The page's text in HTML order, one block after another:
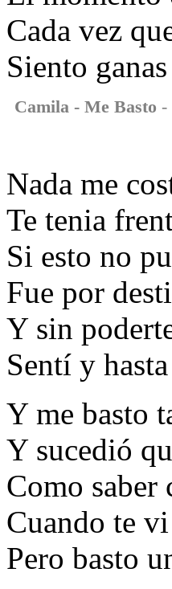
Cada vez
Siento
Camila - Me Basto -
Nada me
Te tenia
Si esto no
Fue por
Y sin
Sentí y
Y me basto
Y sucedió
Como saber
Cuando te
Pero basto